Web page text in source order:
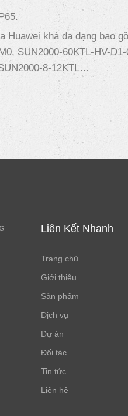
Huawei khá đa dạng bao
SUN2000-60KTL-HV-
8-12KTL…
Liên Kết Nhanh
Trang chủ
Giới thiệu
Sản phẩm
Dịch vụ
Dự án
Đối tác
Tin tức
Liên hệ